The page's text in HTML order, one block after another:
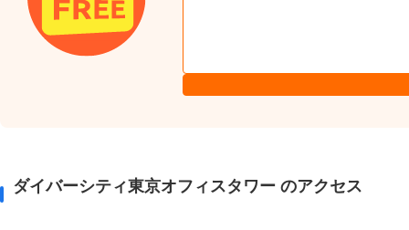
ダイバーシティ東京オフィスタワー のアクセス